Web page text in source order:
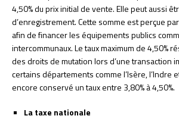
4,50% du prix initial de vente. Elle peut aussi
d’enregistrement. Cette somme est perçue
afin de financer les équipements publics
intercommunaux. Le taux maximum de 4,50%
des droits de mutation lors d’une transaction
certains départements comme l’Isère, l’Indre
encore conservé un taux entre 3,80% à 4,50%.
La taxe nationale